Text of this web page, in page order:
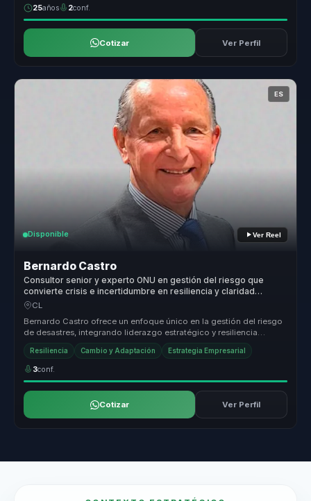
25años 2conf.
Cotizar Ver Perfil
ES
Disponible Ver Reel
Bernardo Castro
Consultor senior y experto ONU en gestión del riesgo que
convierte crisis e incertidumbre en resiliencia y claridad
estratégica para líderes.
CL
Bernardo Castro ofrece un enfoque único en la gestión del riesgo
de desastres, integrando liderazgo estratégico y resiliencia
organizacio...
Resiliencia Cambio y Adaptación Estrategia Empresarial
3conf.
Cotizar Ver Perfil